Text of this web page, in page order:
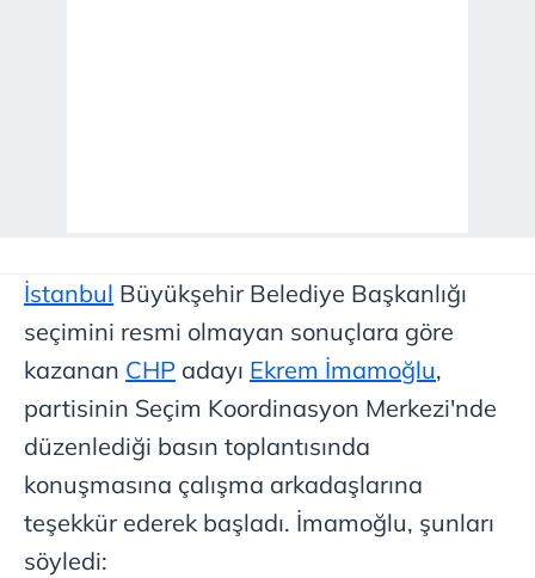
İstanbul Büyükşehir Belediye Başkanlığı
seçimini resmi olmayan sonuçlara göre
kazanan CHP adayı Ekrem İmamoğlu,
partisinin Seçim Koordinasyon Merkezi'nde
düzenlediği basın toplantısında
konuşmasına çalışma arkadaşlarına
teşekkür ederek başladı. İmamoğlu, şunları
söyledi: